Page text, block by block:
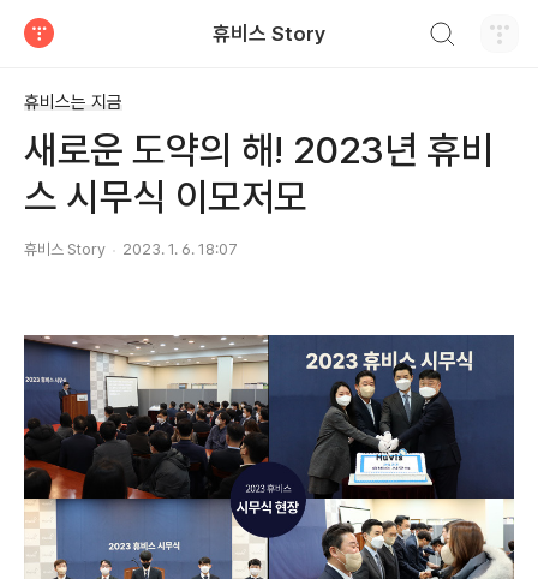
휴비스 Story
휴비스는 지금
새로운 도약의 해! 2023년 휴비
스 시무식 이모저모
휴비스 Story 2023. 1. 6. 18:07